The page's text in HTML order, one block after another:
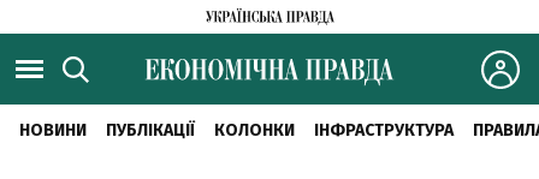
НОВИНИ ПУБЛІКАЦІЇ КОЛОНКИ ІНФРАСТРУКТУРА